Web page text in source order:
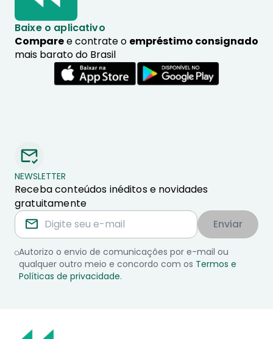
Baixe o aplicativo
Comparee contrate o empréstimo consignado
mais barato do Brasil
NEWSLETTER
Receba conteúdos inéditos e novidades
gratuitamente
Enviar
Autorizo o envio de comunicações por e-mail ou
qualquer outro meio e concordo com os Termos e
Políticas de privacidade.